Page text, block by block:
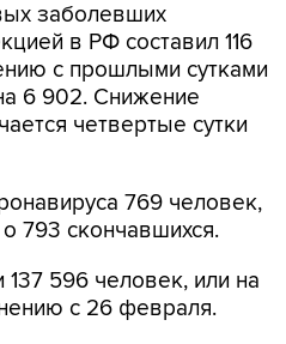
заболевших
в РФ составил 116
с прошлыми сутками
6 902. Снижение
четвертые сутки
769 человек,
793 скончавшихся.
596 человек, или на
с 26 февраля.